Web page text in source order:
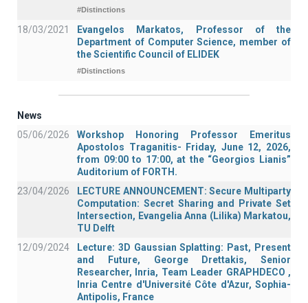
#Distinctions
18/03/2021
Evangelos Markatos, Professor of the
Department of Computer Science, member of
the Scientific Council of ELIDEK
#Distinctions
News
05/06/2026
Workshop Honoring Professor Emeritus
Apostolos Traganitis- Friday, June 12, 2026,
from 09:00 to 17:00, at the “Georgios Lianis”
Auditorium of FORTH.
23/04/2026
LECTURE ANNOUNCEMENT: Secure Multiparty
Computation: Secret Sharing and Private Set
Intersection, Evangelia Anna (Lilika) Markatou,
TU Delft
12/09/2024
Lecture: 3D Gaussian Splatting: Past, Present
and Future, George Drettakis, Senior
Researcher, Inria, Team Leader GRAPHDECO ,
Inria Centre d'Université Côte d'Azur, Sophia-
Antipolis, France